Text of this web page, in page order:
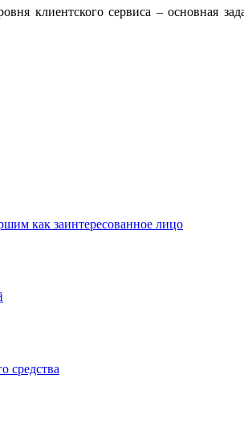
клиентского сервиса – основная
как заинтересованное лицо
средства